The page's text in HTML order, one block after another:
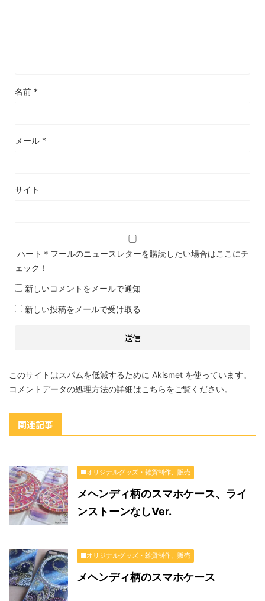
名前 *
メール *
サイト
ハート＊フールのニュースレターを購読したい場合はここにチ
ェック！
新しいコメントをメールで通知
新しい投稿をメールで受け取る
このサイトはスパムを低減するために Akismet を使っています。
コメントデータの処理方法の詳細はこちらをご覧ください。
関連記事
■オリジナルグッズ・雑貨制作、販売
メヘンディ柄のスマホケース、ライ
ンストーンなしVer.
■オリジナルグッズ・雑貨制作、販売
メヘンディ柄のスマホケース